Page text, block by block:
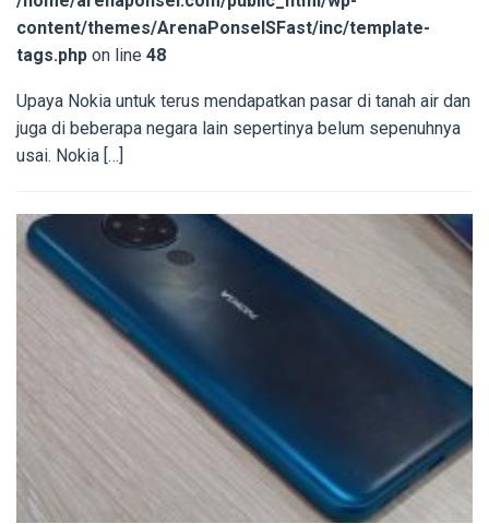
content/themes/ArenaPonselSFast/inc/template-
tags.php on line 48
Upaya Nokia untuk terus mendapatkan pasar di tanah air dan
juga di beberapa negara lain sepertinya belum sepenuhnya
usai. Nokia […]